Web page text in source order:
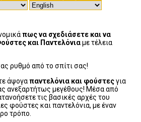
πως να σχεδιάσετε και να
και Παντελόνιαμε τέλεια
ρυθμό από το σπίτι σας!
άψογαπαντελόνια και φούστεςγια
ανεξαρτήτως μεγέθους! Μέσα από
τις βασικές αρχές του
φούστες και παντελόνια, με έναν
τρόπο.